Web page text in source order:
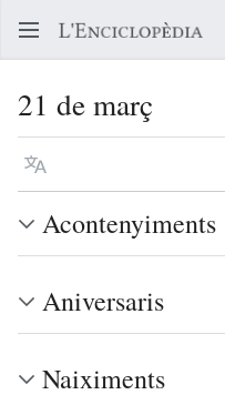
21 de març
Llegir en un atre idioma
Acontenyiments
Aniversaris
Naiximents